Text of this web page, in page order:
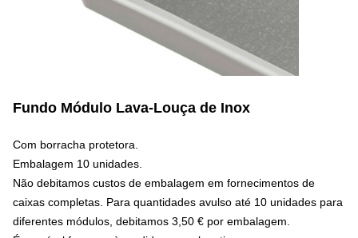
Fundo Módulo Lava-Louça de Inox
Com borracha protetora.
Embalagem 10 unidades.
Não debitamos custos de embalagem em fornecimentos de
caixas completas. Para quantidades avulso até 10 unidades para
diferentes módulos, debitamos 3,50 € por embalagem.